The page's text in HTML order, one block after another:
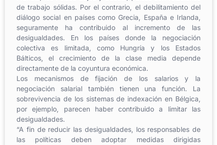
de trabajo sólidas. Por el contrario, el debilitamiento del
diálogo social en países como Grecia, España e Irlanda,
seguramente ha contribuido al incremento de las
desigualdades. En los países donde la negociación
colectiva es limitada, como Hungría y los Estados
Bálticos, el crecimiento de la clase media depende
directamente de la coyuntura económica.
Los mecanismos de fijación de los salarios y la
negociación salarial también tienen una función. La
sobrevivencia de los sistemas de indexación en Bélgica,
por ejemplo, parecen haber contribuido a limitar las
desigualdades.
“A fin de reducir las desigualdades, los responsables de
las políticas deben adoptar medidas dirigidas